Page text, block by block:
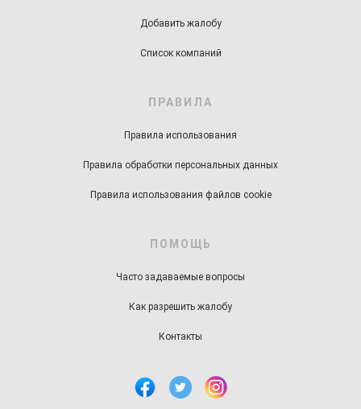
Добавить жалобу
Список компаний
ПРАВИЛА
Правила использования
Правила обработки персональных данных
Правила использования файлов cookie
ПОМОЩЬ
Часто задаваемые вопросы
Как разрешить жалобу
Контакты